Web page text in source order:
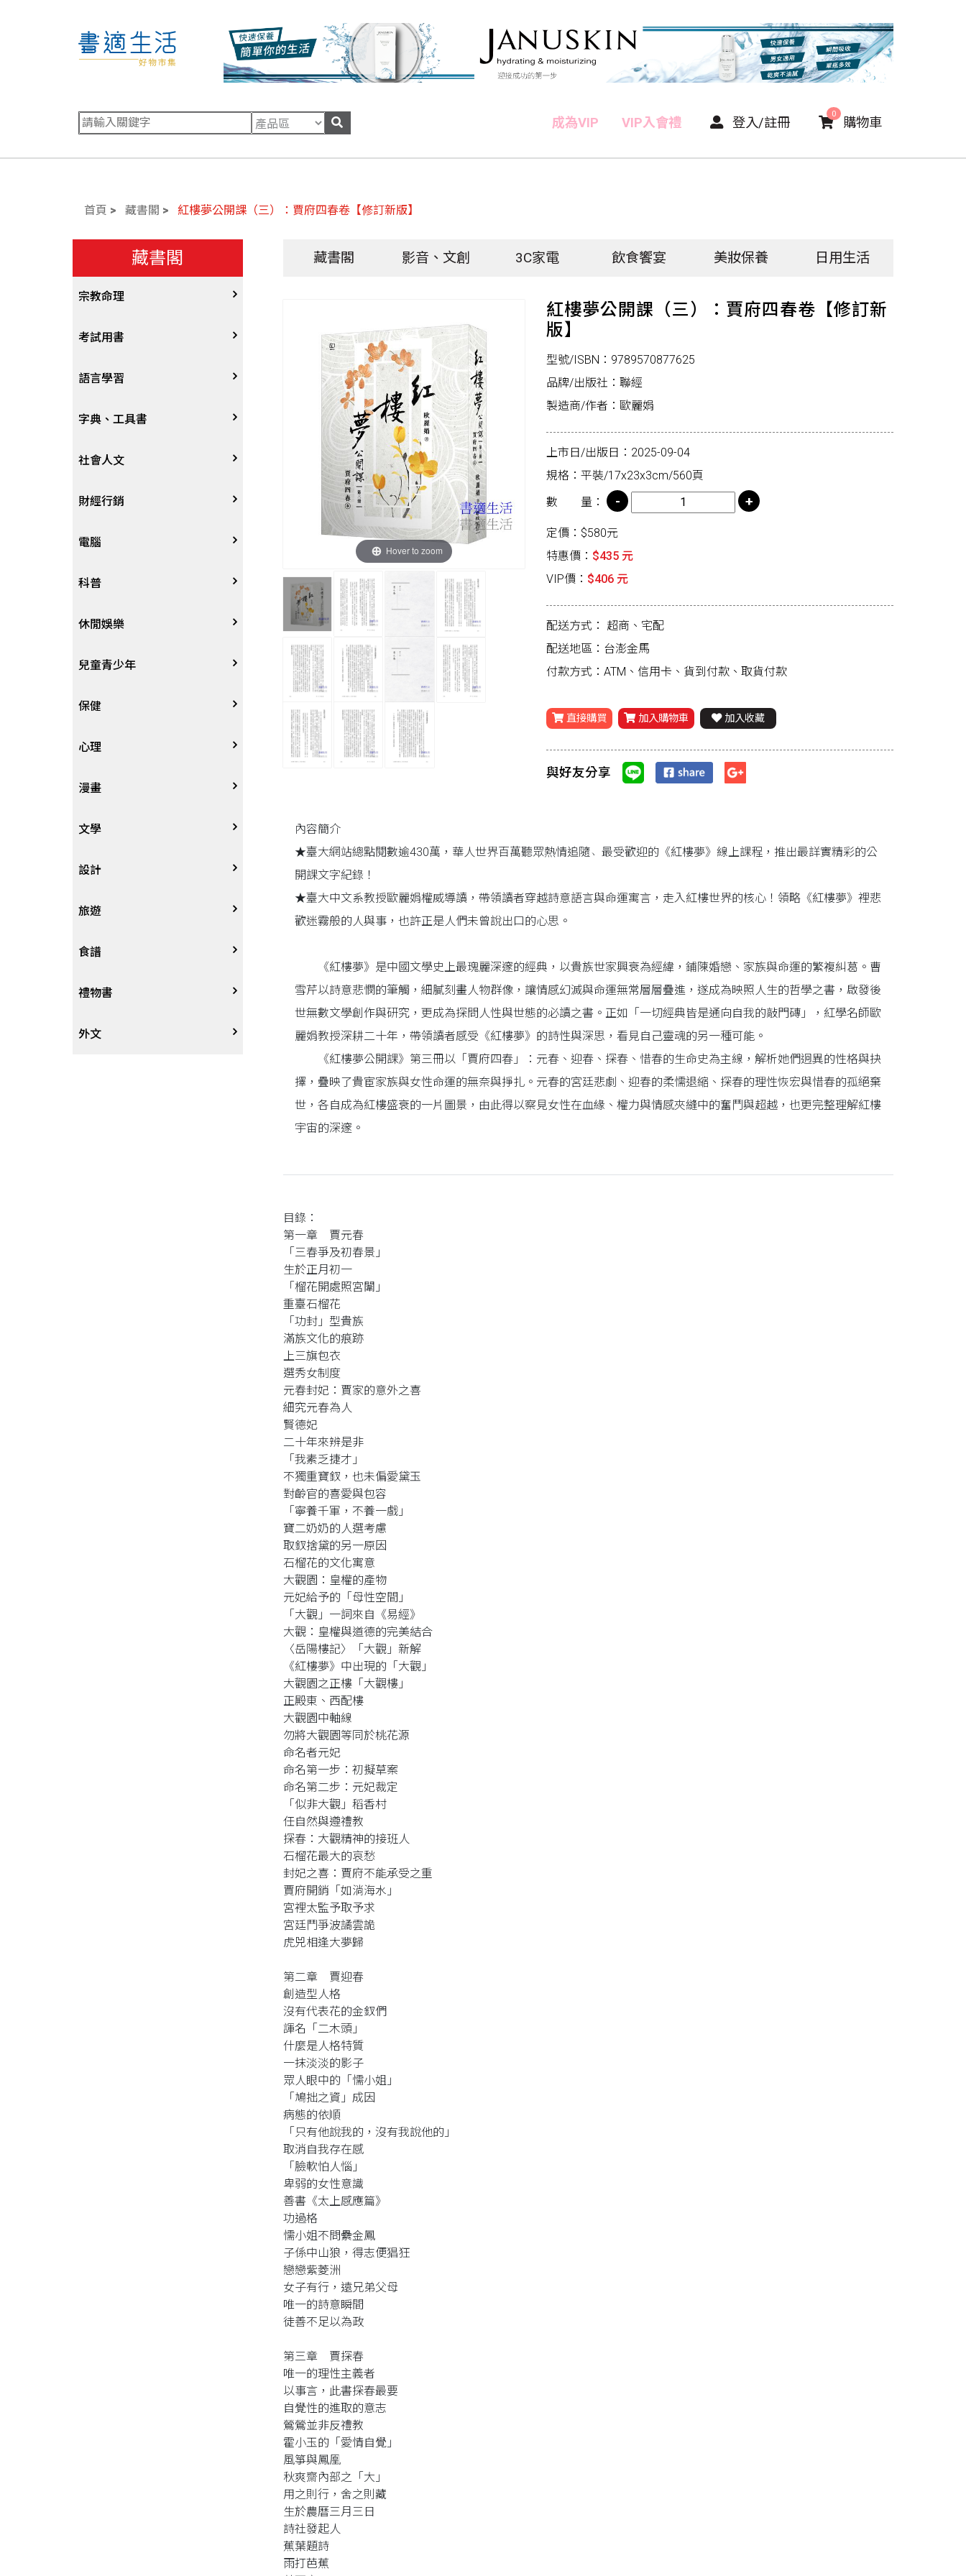
成為VIP VIP入會禮 登入/註冊 購物車
0
首頁 藏書閣 紅樓夢公開課（三）：賈府四春卷【修訂新版】
藏書閣
宗教命理
宗教
星象星座命理
考試用書
四技二專大學
國考、檢定
留學考試
學習法/考試方法
國中小參考書
語言學習
英語/美語
日語
韓語
歐語
東南亞語
閩南語/台語
其他語言
中文
字典、工具書
字辭典
百科、圖鑑
地圖集
其他工具書
社會人文
社會學、人文思想
法律
政治
軍事
哲學
歷史地理
歷史人物傳記
兩岸國際
財經行銷
行銷廣告
談判溝通
電子商務&趨勢
生涯規劃
經營管理、成功學
商學、經濟學
投資理財
人物傳記
職場工作術
電腦
軟體
硬體
技能檢定
電玩攻略
其他
科普
大自然動植物
天文地理
物理化學
科普
數學
航空
休閒娛樂
體育運動
音樂、樂譜
繪畫/書法
攝影
電影
棋藝桌遊
寵物
時尚、瘦身、芳療
戲劇、舞蹈
動腦解謎
兒童青少年
0~3歲
4~8歲
8~12歲
12~18歲
遊戲書
英語書
教育教養
保健
家庭、親子
疾病養生
醫療人文
心理
心理學
勵志成長
人際關係
生老病死
漫畫
漫畫
圖文繪本
限制級漫畫
文學
中文文學
中文詩詞
武俠小說
奇幻恐佈小說
推理小說
設計
藝術設計
居家佈置
建築工藝
園藝
旅遊
台灣
中港澳
日韓
食譜
中式
西式
禮物書
外文
藏書閣 影音、文創 3C家電 飲食饗宴 美妝保養 日用生活
Hover to zoom
紅樓夢公開課（三）：賈府四春卷【修訂新
版】
型號/ISBN：9789570877625
品牌/出版社：聯經
製造商/作者：歐麗娟
上市日/出版日：2025-09-04
規格：平裝/17x23x3cm/560頁
數 量：
定價：$580元
特惠價： $435 元
VIP價： $406 元
配送方式： 超商、宅配
配送地區：台澎金馬
付款方式：ATM、信用卡、貨到付款、取貨付款
直接購買 加入購物車 加入收藏
與好友分享
內容簡介
★臺大網站總點閱數逾430萬，華人世界百萬聽眾熱情追隨﹅最受歡迎的《紅樓夢》線上課程，推出最詳實精彩的公
開課文字紀錄！
★臺大中文系教授歐麗娟權威導讀，帶領讀者穿越詩意語言與命運寓言，走入紅樓世界的核心！領略《紅樓夢》裡悲
歡迷霧般的人與事，也許正是人們未曾說出口的心思。
《紅樓夢》是中國文學史上最瑰麗深邃的經典，以貴族世家興衰為經緯，鋪陳婚戀、家族與命運的繁複糾葛。曹
雪芹以詩意悲憫的筆觸，細膩刻畫人物群像，讓情感幻滅與命運無常層層疊進，遂成為映照人生的哲學之書，啟發後
世無數文學創作與研究，更成為探問人性與世態的必讀之書。正如「一切經典皆是通向自我的敲門磚」，紅學名師歐
麗娟教授深耕二十年，帶領讀者感受《紅樓夢》的詩性與深思，看見自己靈魂的另一種可能。
《紅樓夢公開課》第三冊以「賈府四春」：元春、迎春、探春、惜春的生命史為主線，解析她們迥異的性格與抉
擇，疊映了貴宦家族與女性命運的無奈與掙扎。元春的宮廷悲劇、迎春的柔懦退縮、探春的理性恢宏與惜春的孤絕棄
世，各自成為紅樓盛衰的一片圖景，由此得以察見女性在血緣、權力與情感夾縫中的奮鬥與超越，也更完整理解紅樓
宇宙的深邃。
目錄：
第一章 賈元春
「三春爭及初春景」
生於正月初一
「榴花開處照宮闈」
重臺石榴花
「功封」型貴族
滿族文化的痕跡
上三旗包衣
選秀女制度
元春封妃：賈家的意外之喜
細究元春為人
賢德妃
二十年來辨是非
「我素乏捷才」
不獨重寶釵，也未偏愛黛玉
對齡官的喜愛與包容
「寧養千軍，不養一戲」
寶二奶奶的人選考慮
取釵捨黛的另一原因
石榴花的文化寓意
大觀園：皇權的產物
元妃給予的「母性空間」
「大觀」一詞來自《易經》
大觀：皇權與道德的完美結合
〈岳陽樓記〉「大觀」新解
《紅樓夢》中出現的「大觀」
大觀園之正樓「大觀樓」
正殿東、西配樓
大觀園中軸線
勿將大觀園等同於桃花源
命名者元妃
命名第一步：初擬草案
命名第二步：元妃裁定
「似非大觀」稻香村
任自然與遵禮教
探春：大觀精神的接班人
石榴花最大的哀愁
封妃之喜：賈府不能承受之重
賈府開銷「如淌海水」
宮裡太監予取予求
宮廷鬥爭波譎雲詭
虎兕相逢大夢歸
第二章 賈迎春
創造型人格
沒有代表花的金釵們
諢名「二木頭」
什麼是人格特質
一抹淡淡的影子
眾人眼中的「懦小姐」
「鳩拙之資」成因
病態的依順
「只有他說我的，沒有我說他的」
取消自我存在感
「臉軟怕人惱」
卑弱的女性意識
善書《太上感應篇》
功過格
懦小姐不問纍金鳳
子係中山狼，得志便猖狂
戀戀紫菱洲
女子有行，遠兄弟父母
唯一的詩意瞬間
徒善不足以為政
第三章 賈探春
唯一的理性主義者
以事言，此書探春最要
自覺性的進取的意志
鶯鶯並非反禮教
霍小玉的「愛情自覺」
風箏與鳳凰
秋爽齋內部之「大」
用之則行，舍之則藏
生於農曆三月三日
詩社發起人
蕉葉題詩
雨打芭蕉